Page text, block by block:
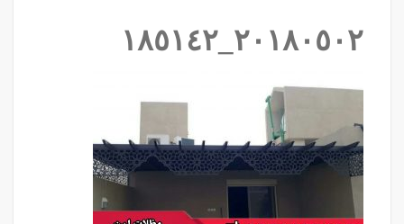
٢٠١٨٠٥٠٢_١٨٥١٤٢